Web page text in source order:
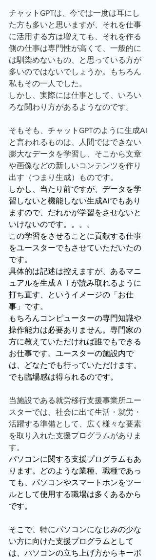
チャットGPTは、今では一度は耳にし
た方も多いと思いますが、それを仕事
に活用する方は増えても、それを作る
側の仕事は専門性が高くて、一般的に
は馴染めないもの、と思っている方が
多いのではないでしょうか。もちろん
私もその一人でした。
しかし、実際には仕事として、いろい
ろな関わり方があるようなのです。
そもそも、チャットGPTのように生成AI
と言われるものは、人間ではできない
膨大なデータを学習し、そこから文章
や画像などの新しいコンテンツを作り
出す（つまり生成）ものです。
しかし、当たり前ですが、データを学
習しないと機能しない生成AIでもあり
ますので、だれかが学習をさせないと
いけないのです。。。。
この学習をさせることに貢献する仕事
をユースターでもさせていただいたの
です。
具体的は記述は控えますが、あるマニ
ュアルを生成ＡＩが読み取れるように
打ち直す、というイメージの「お仕
事」です。
もちろんコンピューターの専門知識や
操作能力は必要ありません。専門家の
方に教えていただければ誰でもできる
お仕事です。ユースターの施設内で
は、どなたでも行っていただけます。
でも臨場感は得られるのです。
当施設である就労移行支援事業所ユー
スターでは、社会に出て生活・就労・
活躍する準備として、広く様々な要素
を取り入れた支援プログラムがありま
す。
パソコンに関する支援プログラムもあ
ります。どのような業種、職種であっ
ても、パソコンやスマートホンをツー
ルとして使用する職場は多くあるから
です。
そこで、特にパソコンになじみの少な
い方に向けた支援プログラムとして
は、パソコンの立ち上げ方からキーボ